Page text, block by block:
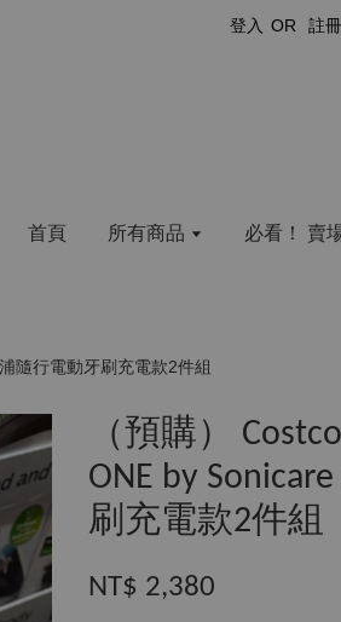
登入 OR 註
首頁 所有商品 必看！ 賣
隨行電動牙刷充電款2件組
（預購）
ONE by
刷充電款2件組
NT$ 2,380